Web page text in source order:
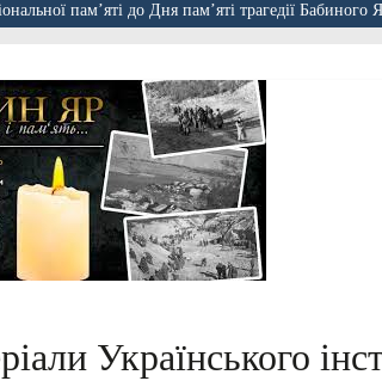
пам’яті до Дня пам’яті трагедії Бабиного
Українського